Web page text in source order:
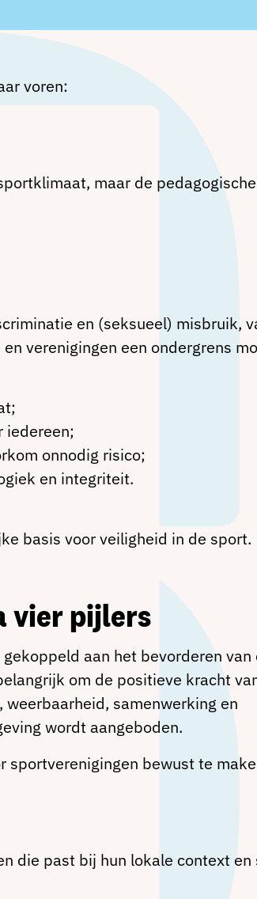
voren:
maar de
en (seksueel) misbruik,
verenigingen een ondergrens
iedereen;
onnodig risico;
en integriteit.
basis voor veiligheid in de sport.
vier pijlers
aan het bevorderen van
om de positieve kracht
samenwerking en
wordt aangeboden.
bewust te
die past bij hun lokale context